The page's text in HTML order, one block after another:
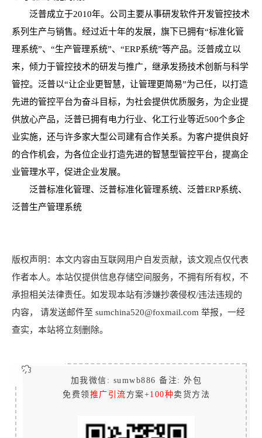
泛普成立于2010年。公司主要从事研发软件开发管控技术
系列生产与销售。经过近十年的发展，旗下已拥有“标准化管
理系统”、“生产管理系统”、“ERP系统”等产品。泛普成立以
来，倾力于管控技术的研发与推广，继承发扬技术创新与科学
管控。泛普以“让企业更智慧，让管理更简易”为己任，以打造
先进的管控平台为奋斗目标，为社会提供优质服务，为企业提
供放心产品，泛普已拥有电力行业、化工行业等近500个多企
业实施，还与许多家大型公司建有合作关系。为客户提供良好
的合作机会，为各位企业打造先进的智慧型管控平台，提高企
业管理水平，促进企业发展。
泛普标准化管理、泛普标准化管理系统、泛普ERP系统、
泛普生产管理系统
版权声明：本文内容由互联网用户自发贡献，该文观点仅代表
作者本人。本站仅提供信息存储空间服务，不拥有所有权，不
承担相关法律责任。如发现本站有涉嫌抄袭侵权/违法违规的
内容， 请发送邮件至 sumchina520@foxmail.com 举报，一经
查实，本站将立刻删除。
加我微信: sumwb886 备注: 外包
免费领 推广引流 方案+100种卖货方法